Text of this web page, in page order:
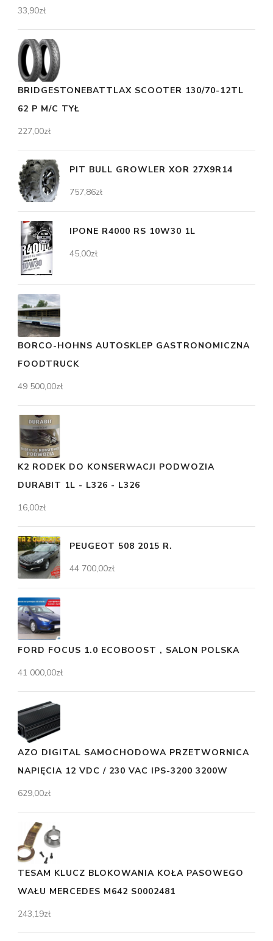
33,90zł
BRIDGESTONEBATTLAX SCOOTER 130/70-12TL
62 P M/C TYŁ
227,00zł
PIT BULL GROWLER XOR 27X9R14
757,86zł
IPONE R4000 RS 10W30 1L
45,00zł
BORCO-HOHNS AUTOSKLEP GASTRONOMICZNA
FOODTRUCK
49 500,00zł
K2 RODEK DO KONSERWACJI PODWOZIA
DURABIT 1L - L326 - L326
16,00zł
PEUGEOT 508 2015 R.
44 700,00zł
FORD FOCUS 1.0 ECOBOOST , SALON POLSKA
41 000,00zł
AZO DIGITAL SAMOCHODOWA PRZETWORNICA
NAPIĘCIA 12 VDC / 230 VAC IPS-3200 3200W
629,00zł
TESAM KLUCZ BLOKOWANIA KOŁA PASOWEGO
WAŁU MERCEDES M642 S0002481
243,19zł